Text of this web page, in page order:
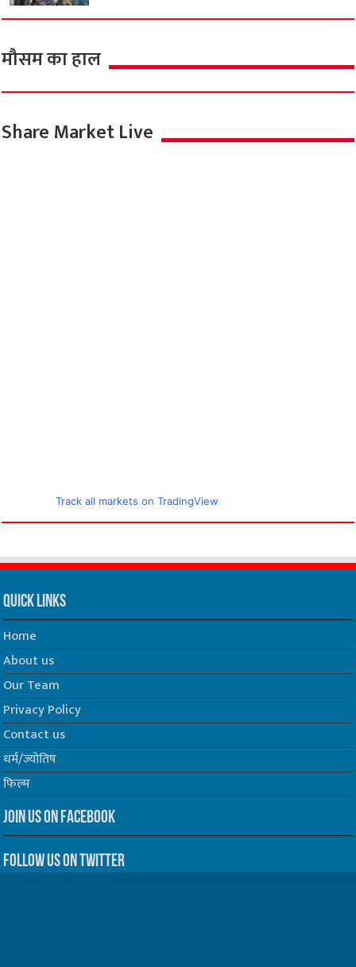
मौसम का हाल
Share Market Live
Track all markets on TradingView
Quick Links
Home
About us
Our Team
Privacy Policy
Contact us
धर्म/ज्योतिष
फिल्म
Join us on Facebook
Follow us on Twitter